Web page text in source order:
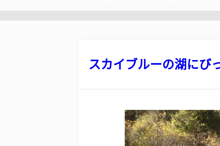
スカイブルーの湖にび